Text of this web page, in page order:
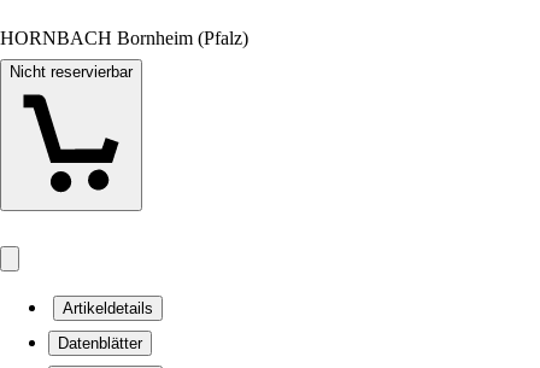
HORNBACH Bornheim (Pfalz)
Nicht reservierbar
Artikeldetails
Datenblätter